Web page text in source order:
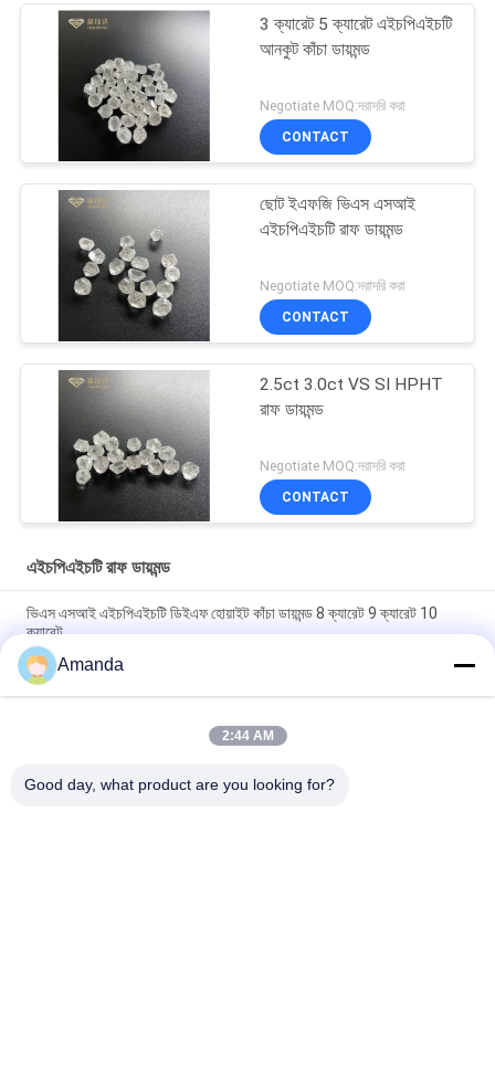
3 ক্যারেট 5 ক্যারেট এইচপিএইচটি
আনকুট কাঁচা ডায়মন্ড
Negotiate MOQ:দরাদরি করা
CONTACT
ছোট ইএফজি ভিএস এসআই
এইচপিএইচটি রাফ ডায়মন্ড
Negotiate MOQ:দরাদরি করা
CONTACT
2.5ct 3.0ct VS SI HPHT
রাফ ডায়মন্ড
Negotiate MOQ:দরাদরি করা
CONTACT
এইচপিএইচটি রাফ ডায়মন্ড
ভিএস এসআই এইচপিএইচটি ডিইএফ হোয়াইট কাঁচা ডায়মন্ড 8 ক্যারেট 9 ক্যারেট 10
ক্যারেট
7.0 ক্যারেট 7.5 ক্যারেট 8.0 ক্যারেট এইচপিএইচটি রুক্ষ ডায়মন্ড এসআই ভিএস ডিএফ
রঙ
এসআই 1 এসআই 2 এইচপিএইচটি সিন্থেটিক রুফ ডায়মন্ড 6 ক্যারেট 6.5 ক্যারেট 7
Amanda
2:44 AM
Good day, what product are you looking for?